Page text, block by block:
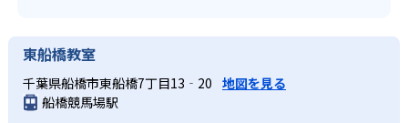
東船橋教室
千葉県船橋市東船橋7丁目13‐20 地図を見る
船橋競馬場駅